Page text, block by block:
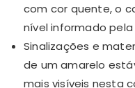
com cor quente, o
nível informado
Sinalizações e
de um amarelo
mais visíveis nesta